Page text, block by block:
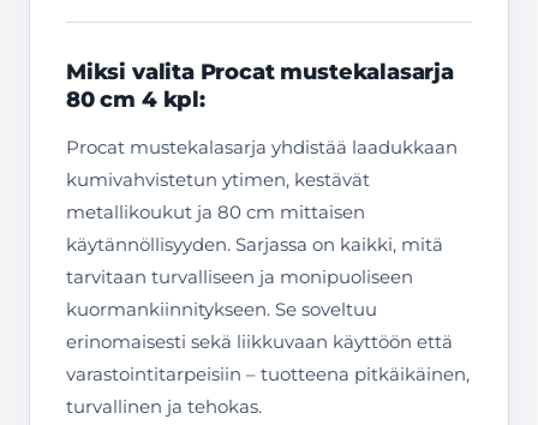
Miksi valita Procat mustekalasarja
80 cm 4 kpl:
Procat mustekalasarja yhdistää laadukkaan
kumivahvistetun ytimen, kestävät
metallikoukut ja 80 cm mittaisen
käytännöllisyyden. Sarjassa on kaikki, mitä
tarvitaan turvalliseen ja monipuoliseen
kuormankiinnitykseen. Se soveltuu
erinomaisesti sekä liikkuvaan käyttöön että
varastointitarpeisiin – tuotteena pitkäikäinen,
turvallinen ja tehokas.